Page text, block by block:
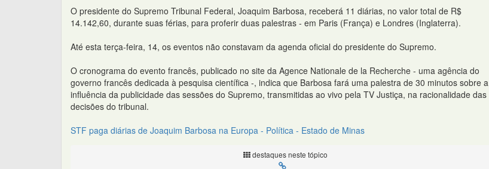
O presidente do Supremo Tribunal Federal, Joaquim Barbosa, receberá 11 diárias, no valor total de R$
14.142,60, durante suas férias, para proferir duas palestras - em Paris (França) e Londres (Inglaterra).
Até esta terça-feira, 14, os eventos não constavam da agenda oficial do presidente do Supremo.
O cronograma do evento francês, publicado no site da Agence Nationale de la Recherche - uma agência do
governo francês dedicada à pesquisa científica -, indica que Barbosa fará uma palestra de 30 minutos sobre a
influência da publicidade das sessões do Supremo, transmitidas ao vivo pela TV Justiça, na racionalidade das
decisões do tribunal.
STF paga diárias de Joaquim Barbosa na Europa - Política - Estado de Minas
destaques neste tópico